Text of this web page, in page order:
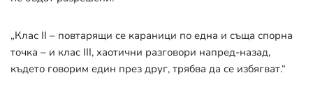
„Клас II – повтарящи се караници по една и съща спорна
точка – и клас III, хаотични разговори напред-назад,
където говорим един през друг, трябва да се избягват.“